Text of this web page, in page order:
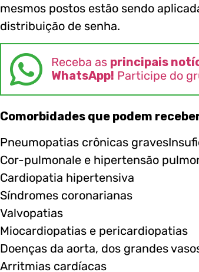
mesmos postos estão sendo
distribuição de senha.
Receba as principais
WhatsApp! Participe do
Comorbidades que podem
Pneumopatias crônicas
Cor-pulmonale e hipertensão
Cardiopatia hipertensiva
Síndromes coronarianas
Valvopatias
Miocardiopatias e pericardiopatias
Doenças da aorta, dos grandes
Arritmias cardíacas